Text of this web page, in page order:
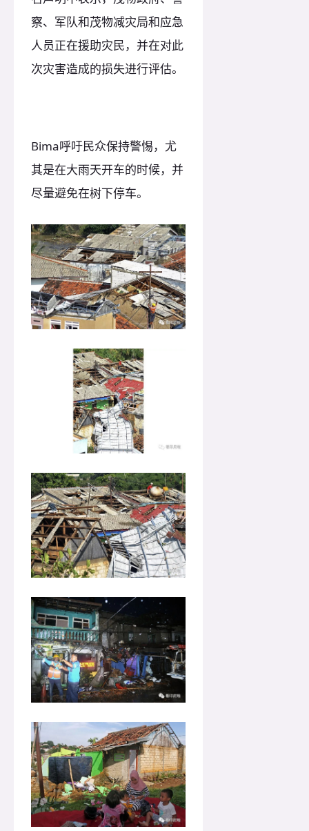
察、军队和茂物减灾局和应急
人员正在援助灾民，并在对此
次灾害造成的损失进行评估。
Bima呼吁民众保持警惕，尤
其是在大雨天开车的时候，并
尽量避免在树下停车。